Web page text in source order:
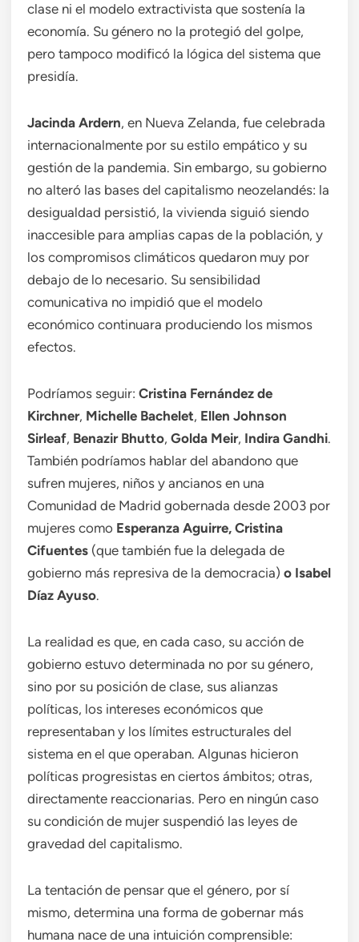
clase ni el modelo extractivista que sostenía la
economía. Su género no la protegió del golpe,
pero tampoco modificó la lógica del sistema que
presidía.
Jacinda Ardern, en Nueva Zelanda, fue celebrada
internacionalmente por su estilo empático y su
gestión de la pandemia. Sin embargo, su gobierno
no alteró las bases del capitalismo neozelandés: la
desigualdad persistió, la vivienda siguió siendo
inaccesible para amplias capas de la población, y
los compromisos climáticos quedaron muy por
debajo de lo necesario. Su sensibilidad
comunicativa no impidió que el modelo
económico continuara produciendo los mismos
efectos.
Podríamos seguir: Cristina Fernández de
Kirchner, Michelle Bachelet, Ellen Johnson
Sirleaf, Benazir Bhutto, Golda Meir, Indira Gandhi.
También podríamos hablar del abandono que
sufren mujeres, niños y ancianos en una
Comunidad de Madrid gobernada desde 2003 por
mujeres como Esperanza Aguirre, Cristina
Cifuentes (que también fue la delegada de
gobierno más represiva de la democracia) o Isabel
Díaz Ayuso.
La realidad es que, en cada caso, su acción de
gobierno estuvo determinada no por su género,
sino por su posición de clase, sus alianzas
políticas, los intereses económicos que
representaban y los límites estructurales del
sistema en el que operaban. Algunas hicieron
políticas progresistas en ciertos ámbitos; otras,
directamente reaccionarias. Pero en ningún caso
su condición de mujer suspendió las leyes de
gravedad del capitalismo.
La tentación de pensar que el género, por sí
mismo, determina una forma de gobernar más
humana nace de una intuición comprensible: